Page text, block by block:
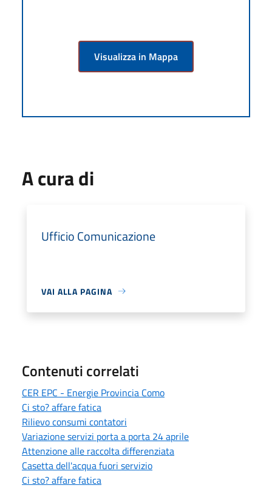
Visualizza in Mappa
A cura di
Ufficio Comunicazione
VAI ALLA PAGINA
Contenuti correlati
CER EPC - Energie Provincia Como
Ci sto? affare fatica
Rilievo consumi contatori
Variazione servizi porta a porta 24 aprile
Attenzione alle raccolta differenziata
Casetta dell'acqua fuori servizio
Ci sto? affare fatica